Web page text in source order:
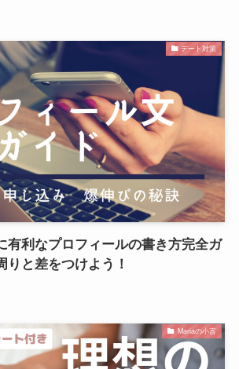
デート対策
有利なプロフィールの書き方完全ガ
りと差をつけよう！
Mariaの小言